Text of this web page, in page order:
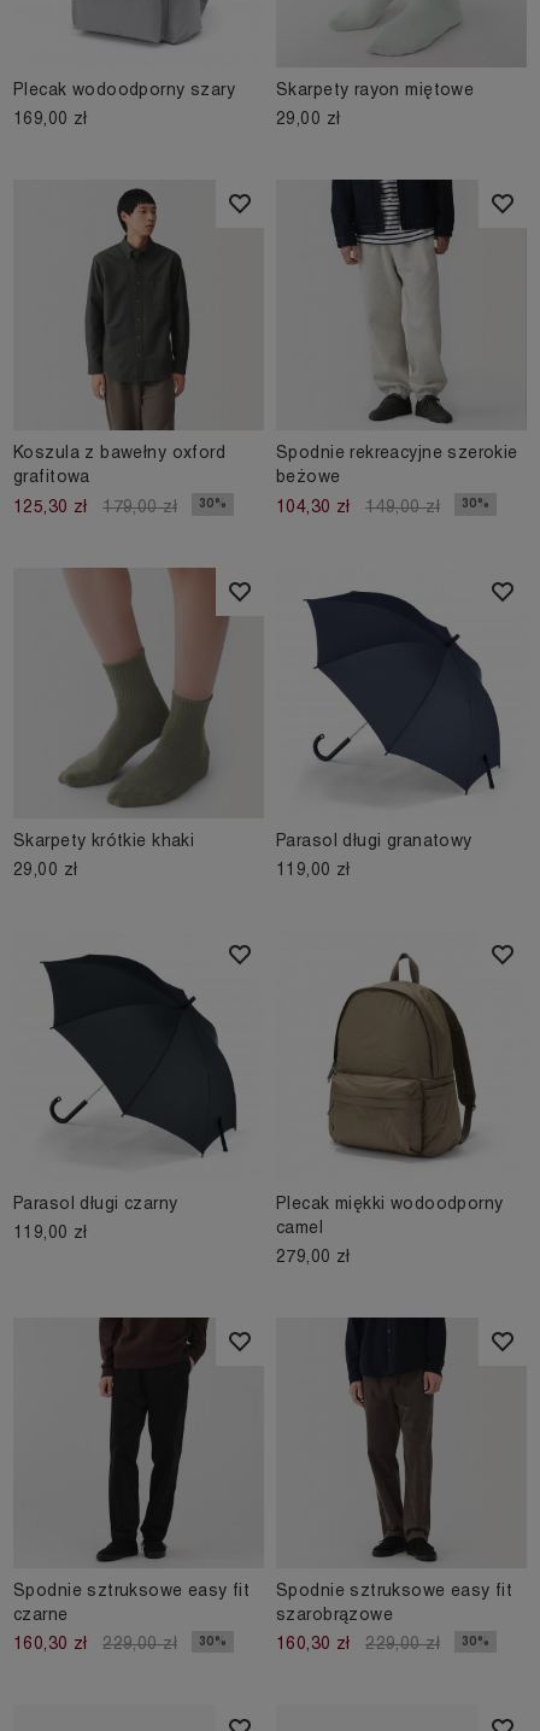
Plecak wodoodporny szary
169,00 zł
Skarpety rayon miętowe
29,00 zł
Koszula z bawełny oxford
grafitowa
125,30 zł
179,00 zł 30%
Spodnie rekreacyjne szerokie
beżowe
104,30 zł
149,00 zł 30%
Skarpety krótkie khaki
29,00 zł
Parasol długi granatowy
119,00 zł
Parasol długi czarny
119,00 zł
Plecak miękki wodoodporny
camel
279,00 zł
Spodnie sztruksowe easy fit
czarne
160,30 zł
229,00 zł 30%
Spodnie sztruksowe easy fit
szarobrązowe
160,30 zł
229,00 zł 30%